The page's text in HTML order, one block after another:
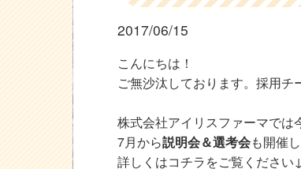
2017/06/15
こんにちは！
ご無沙汰しております。採用チ
株式会社アイリスファーマでは
7月から説明会＆選考会も開催
詳しくはコチラをご覧ください